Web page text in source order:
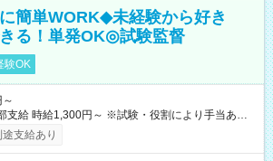
簡単WORK◆未経験から好き
る！単発OK◎試験監督
験OK
割により手当あり
より昇給あり 【即給（前払い）オプションあ
される場合、勤務から1週間ほどで給与の一部を受け
支給あり